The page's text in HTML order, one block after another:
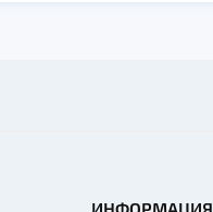
ИНФОРМАЦИЯ